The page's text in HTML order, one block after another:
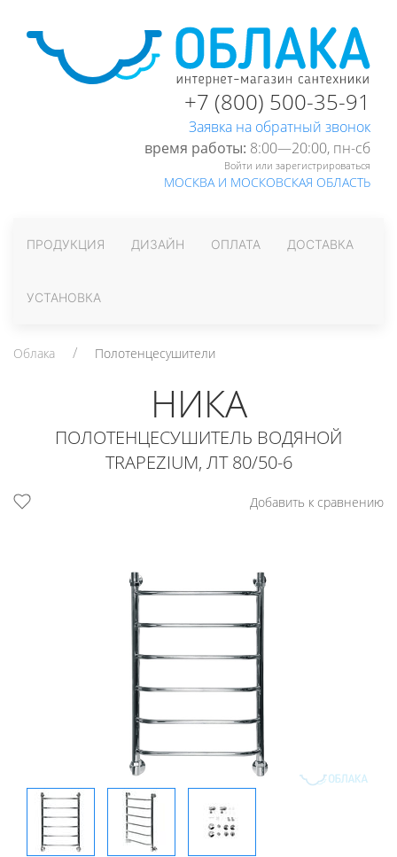
+7 (800) 500-35-91
Заявка на обратный звонок
время работы: 8:00—20:00, пн-cб
Войти или зарегистрироваться
МОСКВА И МОСКОВСКАЯ ОБЛАСТЬ
ПРОДУКЦИЯ ДИЗАЙН ОПЛАТА ДОСТАВКА
УСТАНОВКА
Облака Полотенцесушители
НИКА
ПОЛОТЕНЦЕСУШИТЕЛЬ ВОДЯНОЙ
TRAPEZIUM, ЛТ 80/50-6
Добавить к сравнению